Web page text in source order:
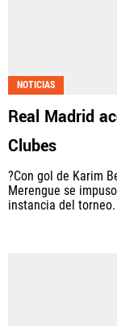
NOTICIAS
Real Madrid
Clubes
?Con gol de Karim
Merengue se
instancia del